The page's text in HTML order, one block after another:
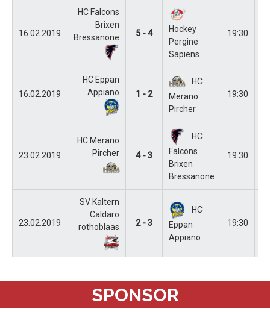
16.02.2019
HC Falcons
Brixen
Bressanone
5 - 4
Hockey
Pergine
Sapiens
19:30
16.02.2019
HC Eppan
Appiano
1 - 2
HC
Merano
Pircher
19:30
23.02.2019
HC Merano
Pircher
4 - 3
HC
Falcons
Brixen
Bressanone
19:30
23.02.2019
SV Kaltern
Caldaro
rothoblaas
2 - 3
HC
Eppan
Appiano
19:30
SPONSOR